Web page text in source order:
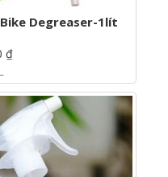
Degreaser-1lít
₫